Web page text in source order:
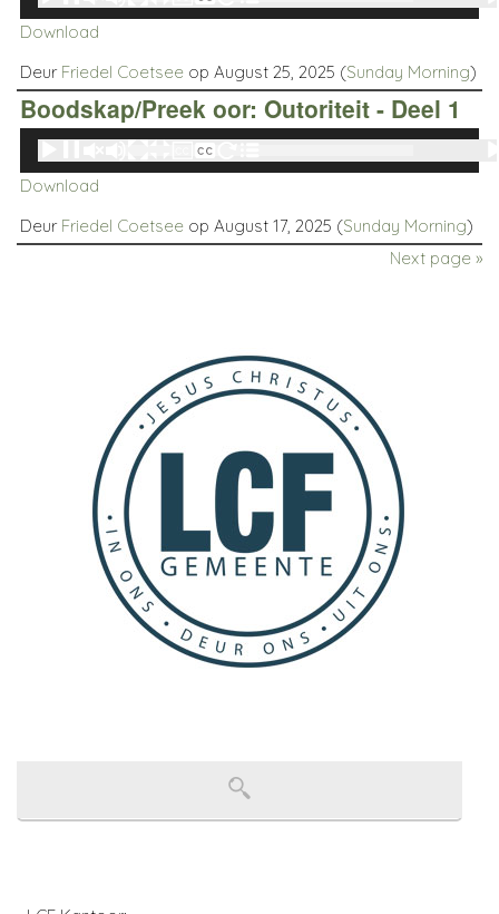
Player
Download
Deur Friedel Coetsee op August 25, 2025 (Sunday Morning)
Boodskap/Preek oor: Outoriteit - Deel 1
Audio
Player
Download
Deur Friedel Coetsee op August 17, 2025 (Sunday Morning)
Next page »